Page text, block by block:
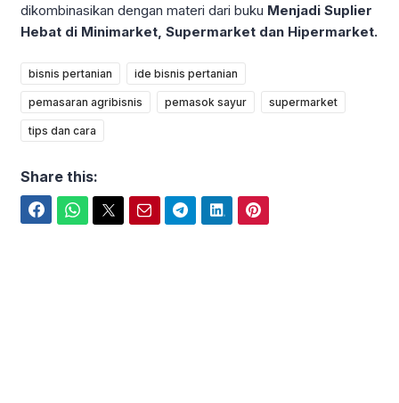
dikombinasikan dengan materi dari buku Menjadi Suplier
Hebat di Minimarket, Supermarket dan Hipermarket.
bisnis pertanian ide bisnis pertanian
pemasaran agribisnis pemasok sayur supermarket
tips dan cara
Share this: